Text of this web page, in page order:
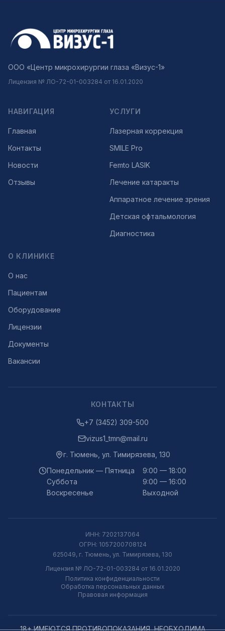
ООО «Центр микрохирургии глаза «Визус-1»
Лицензия № ЛО-72-01-003284 от 16.01.2020
НАВИГАЦИЯ
Главная
Контакты
Новости
Отзывы
УСЛУГИ
Лазерная коррекция
SMILE Pro
Femto LASIK
Лечение катаракты
Аппаратное лечение зрения
Детская офтальмология
Диагностика
О КЛИНИКЕ
О нас
Пациентам
Оборудование
Лицензии
Документы
Вакансии
КОНТАКТЫ
+7 (3452) 309-500
vizus1_tmn@mail.ru
г. Тюмень ул. Тимирязева, 130
Понедельник — Пятница
9:00 — 18:00
Суббота
9:00 — 16:00
Воскресенье
Выходной
ИНН: 7202137064
ОГРН: 1057200708124
625049, г. Тюмень, ул. Тимирязева, 130
Лицензия № ЛО-72-01-003284 от 16.01.2020
Политика конфиденциальности
Обработка персональных данных
Правовая информация
18+ ИМЕЮТСЯ ПРОТИВОПОКАЗАНИЯ, НЕОБХОДИМА